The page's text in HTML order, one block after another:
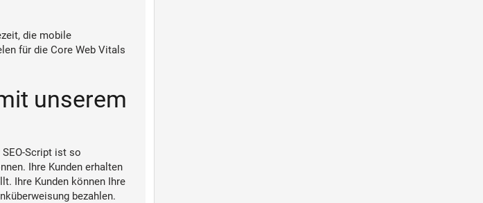
die mobile
für die Core Web Vitals
unserem
Script ist so
Ihre Kunden erhalten
Ihre Kunden können Ihre
bezahlen.